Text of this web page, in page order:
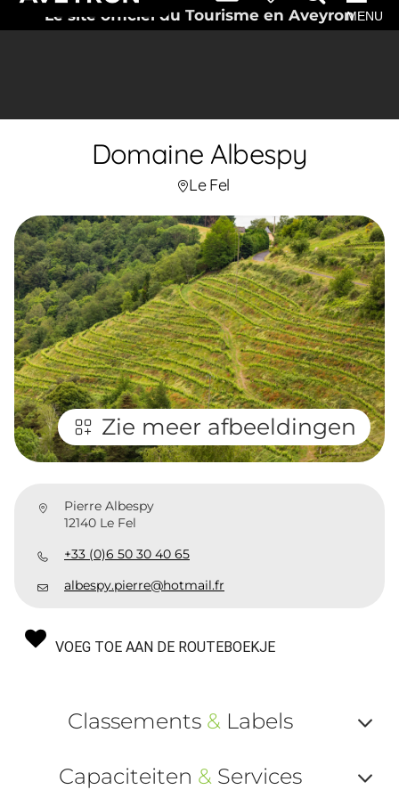
Le site officiel du Tourisme en AveyronMENU
Domaine Albespy
Le Fel
Zie meer afbeeldingen
Pierre Albespy
12140 Le Fel
+33 (0)6 50 30 40 65
albespy.pierre@hotmail.fr
VOEG TOE AAN DE ROUTEBOEKJE
Classements &Labels
Capaciteiten &Services